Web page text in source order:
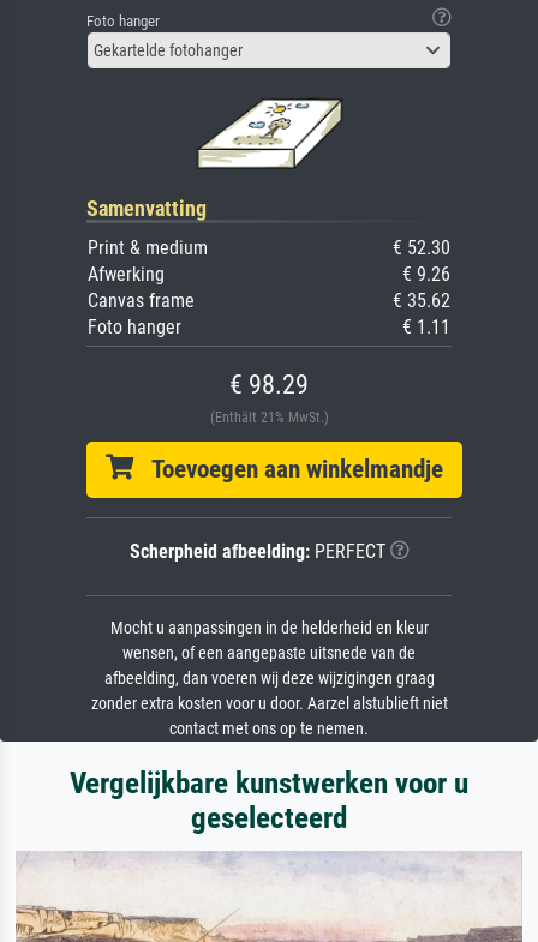
Foto hanger
Gekartelde fotohanger
Samenvatting
Print & medium
€ 52.30
Afwerking
€ 9.26
Canvas frame
€ 35.62
Foto hanger
€ 1.11
€ 98.29
(Enthält 21% MwSt.)
Toevoegen aan winkelmandje
Scherpheid afbeelding:PERFECT
Mocht u aanpassingen in de helderheid en kleur
wensen, of een aangepaste uitsnede van de
afbeelding, dan voeren wij deze wijzigingen graag
zonder extra kosten voor u door. Aarzel alstublieft niet
contact met ons op te nemen.
Vergelijkbare kunstwerken voor u
geselecteerd